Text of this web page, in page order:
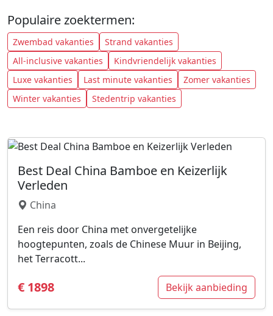
Populaire zoektermen:
Zwembad vakanties
Strand vakanties
All-inclusive vakanties
Kindvriendelijk vakanties
Luxe vakanties
Last minute vakanties
Zomer vakanties
Winter vakanties
Stedentrip vakanties
Best Deal China Bamboe en Keizerlijk
Verleden
China
Een reis door China met onvergetelijke
hoogtepunten, zoals de Chinese Muur in Beijing,
het Terracott...
€ 1898 Bekijk aanbieding